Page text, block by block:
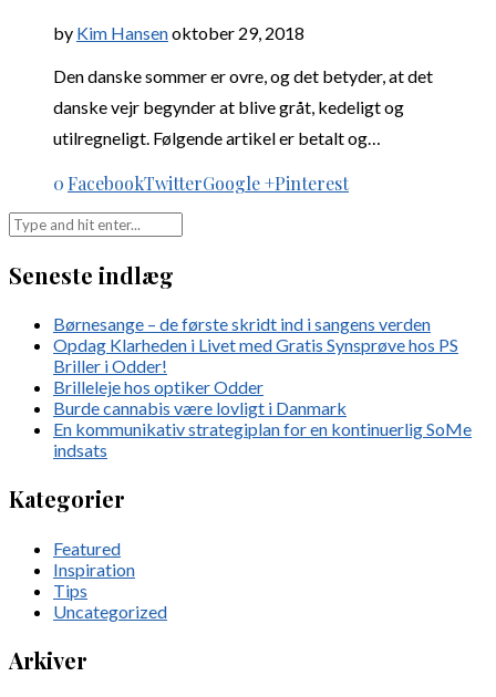
by Kim Hansenoktober 29, 2018
Den danske sommer er ovre, og det betyder, at det
danske vejr begynder at blive gråt, kedeligt og
utilregneligt. Følgende artikel er betalt og…
0FacebookTwitterGoogle +Pinterest
Seneste indlæg
Børnesange – de første skridt ind i sangens verden
Opdag Klarheden i Livet med Gratis Synsprøve hos PS
Briller i Odder!
Brilleleje hos optiker Odder
Burde cannabis være lovligt i Danmark
En kommunikativ strategiplan for en kontinuerlig SoMe
indsats
Kategorier
Featured
Inspiration
Tips
Uncategorized
Arkiver